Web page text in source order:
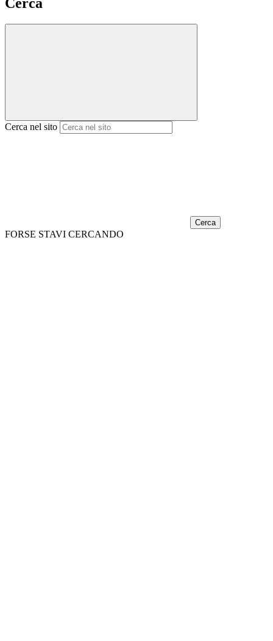
Cerca nel sito
Cerca
FORSE STAVI CERCANDO